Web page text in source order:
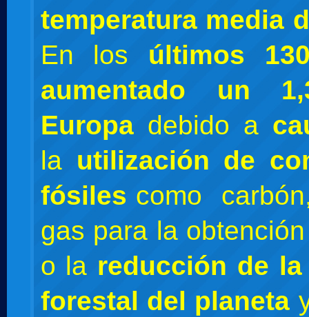
temperatura media
En los últimos
aumentado un
Europadebido a
la utilización de
fósiles como
gas para la
o la reducción de
forestal del planeta